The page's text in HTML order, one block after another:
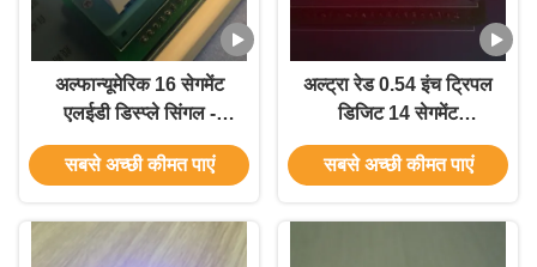
अल्फान्यूमेरिक 16 सेगमेंट
एलईडी डिस्प्ले सिंगल -
प्रक्रिया नियंत्रण के लिए
20.32 मिमी अंक
सबसे अच्छी कीमत पाएं
अल्ट्रा रेड 0.54 इंच ट्रिपल
डिजिट 14 सेगमेंट
अल्फान्यूमेरिक एलईडी डिस्प्ले
सबसे अच्छी कीमत पाएं